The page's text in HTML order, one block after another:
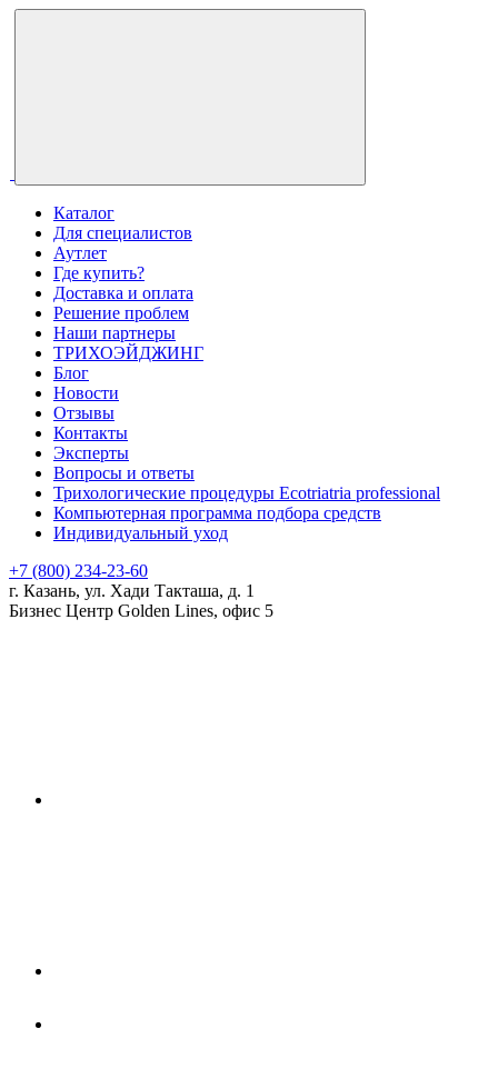
Каталог
Для специалистов
Аутлет
Где купить?
Доставка и оплата
Решение проблем
Наши партнеры
ТРИХОЭЙДЖИНГ
Блог
Новости
Отзывы
Контакты
Эксперты
Вопросы и ответы
Трихологические процедуры Ecotriatria professional
Компьютерная программа подбора средств
Индивидуальный уход
+7 (800) 234-23-60
г. Казань, ул. Хади Такташа, д. 1
Бизнес Центр Golden Lines, офис 5